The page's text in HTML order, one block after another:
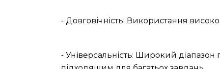
- Довговічність: Використання
- Універсальність: Широкий